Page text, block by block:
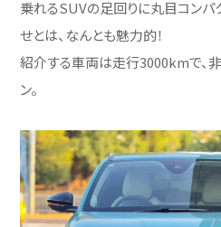
乗れるSUVの足回りに丸目コンパ
せとは、なんとも魅力的！
紹介する車両は走行3000kmで、
ン。